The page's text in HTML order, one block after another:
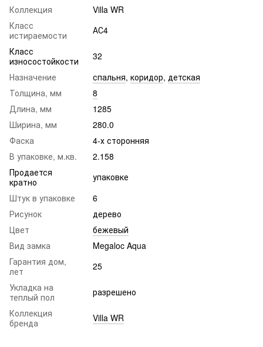
Коллекция
Villa WR
Класс
истираемости
АС4
Класс
износостойкости
32
Назначение
спальня, коридор, детская
Толщина, мм
8
Длина, мм
1285
Ширина, мм
280.0
Фаска
4-х сторонняя
В упаковке, м.кв.
2.158
Продается
кратно
упаковке
Штук в упаковке
6
Рисунок
дерево
Цвет
бежевый
Вид замка
Megaloc Aqua
Гарантия дом,
лет
25
Укладка на
теплый пол
разрешено
Коллекция
бренда
Villa WR